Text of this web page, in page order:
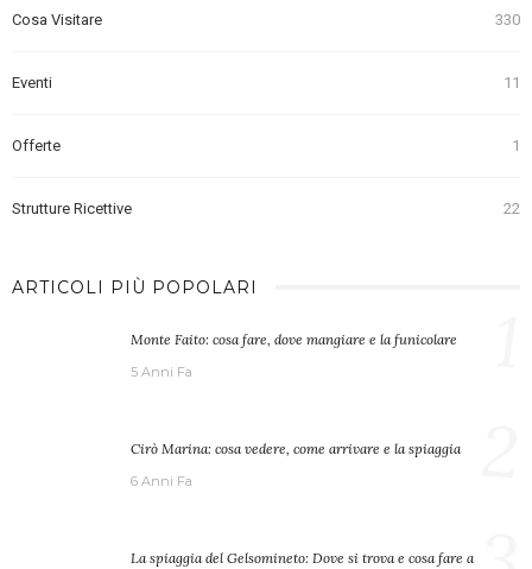
Cosa Visitare 330
Eventi 11
Offerte 1
Strutture Ricettive 22
ARTICOLI PIÙ POPOLARI
Monte Faito: cosa fare, dove mangiare e la funicolare
5 Anni Fa
Cirò Marina: cosa vedere, come arrivare e la spiaggia
6 Anni Fa
La spiaggia del Gelsomineto: Dove si trova e cosa fare a